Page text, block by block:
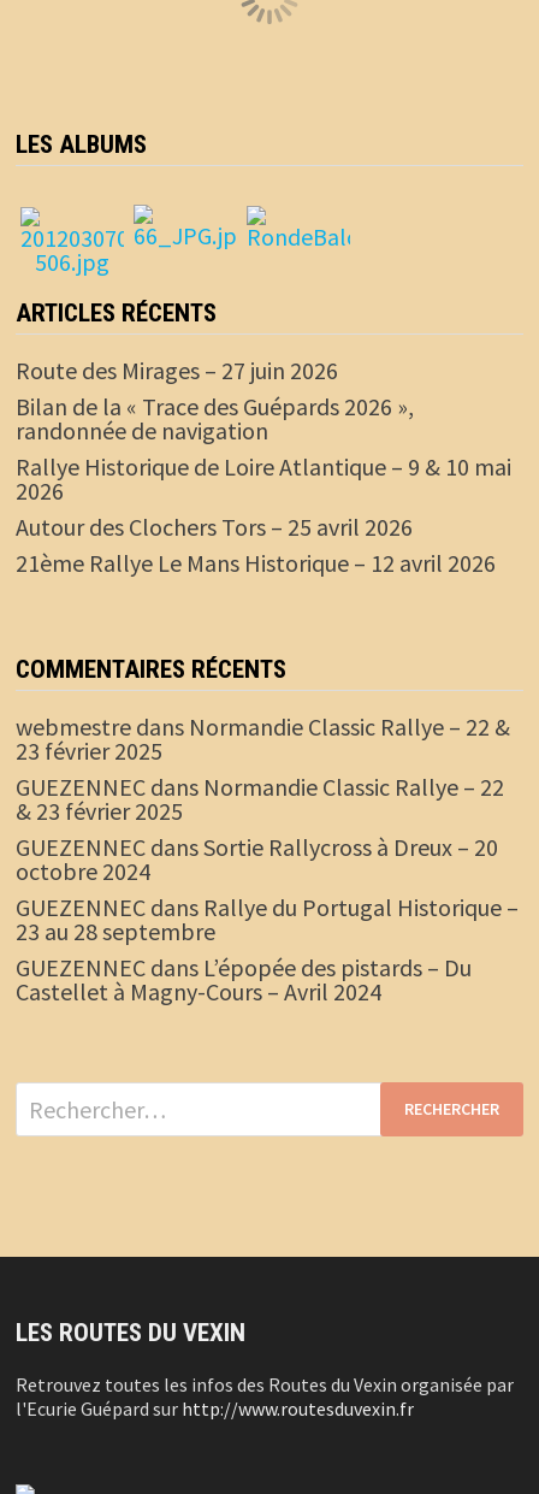
LES ALBUMS
ARTICLES RÉCENTS
Route des Mirages – 27 juin 2026
Bilan de la « Trace des Guépards 2026 »,
randonnée de navigation
Rallye Historique de Loire Atlantique – 9 & 10 mai
2026
Autour des Clochers Tors – 25 avril 2026
21ème Rallye Le Mans Historique – 12 avril 2026
COMMENTAIRES RÉCENTS
webmestredans Normandie Classic Rallye – 22 &
23 février 2025
GUEZENNECdans Normandie Classic Rallye – 22
& 23 février 2025
GUEZENNECdansSortie Rallycross à Dreux – 20
octobre 2024
GUEZENNECdans Rallye du Portugal Historique –
23 au 28 septembre
GUEZENNECdans L’épopée des pistards – Du
Castellet à Magny-Cours – Avril 2024
Rechercher :
LES ROUTES DU VEXIN
Retrouvez toutes les infos des Routes du Vexin organisée par
l'Ecurie Guépard sur http://www.routesduvexin.fr